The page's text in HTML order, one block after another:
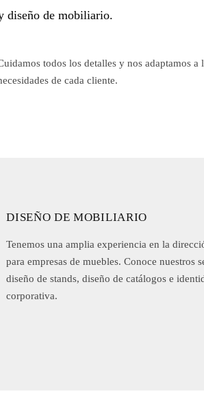
diseño de mobiliario.
todos los detalles y nos adaptamos a
de cada cliente.
DISEÑO DE MOBILIARIO
Tenemos una amplia experiencia en la
para empresas de muebles. Conoce nuestros
diseño de stands, diseño de catálogos e
corporativa.